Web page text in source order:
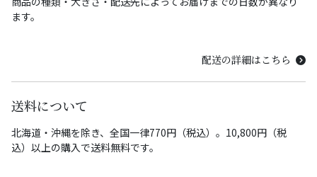
ます。
配送の詳細はこちら
送料について
北海道・沖縄を除き、全国一律770円（税込）。10,800円（税
込）以上の購入で送料無料です。